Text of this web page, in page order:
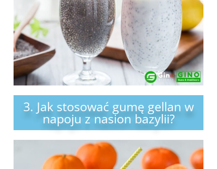
3. Jak stosować gumę gellan w
napoju z nasion bazylii?